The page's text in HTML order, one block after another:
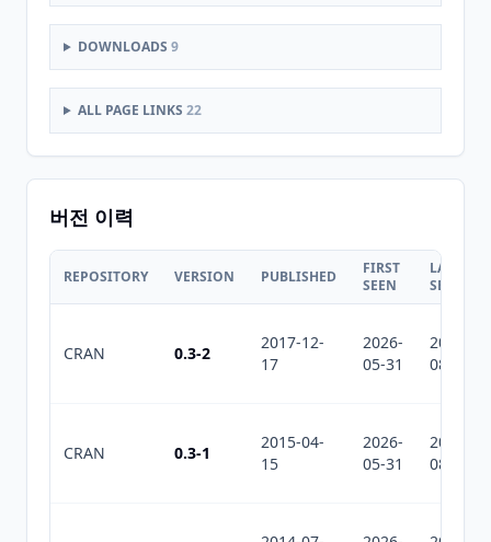
DOWNLOADS 9
ALL PAGE LINKS 22
버전 이력
REPOSITORY VERSION PUBLISHED
FIRST
SEEN
LAST
SEEN
CRAN 0.3-2
2017-12-
17
2026-
05-31
2026-
08-08
CRAN 0.3-1
2015-04-
15
2026-
05-31
2026-
08-08